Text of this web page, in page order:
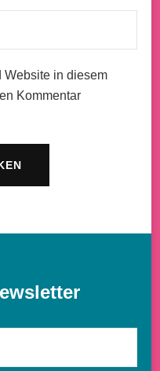
Website in diesem
Kommentar